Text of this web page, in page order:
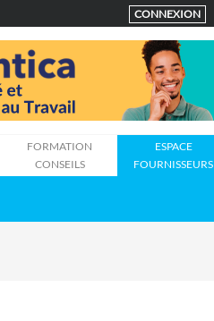
CONNEXION
FORMATION
CONSEILS
ESPACE
FOURNISSEURS